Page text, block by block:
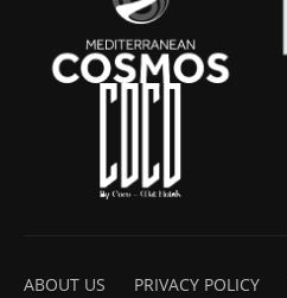
ABOUT US PRIVACY POLICY